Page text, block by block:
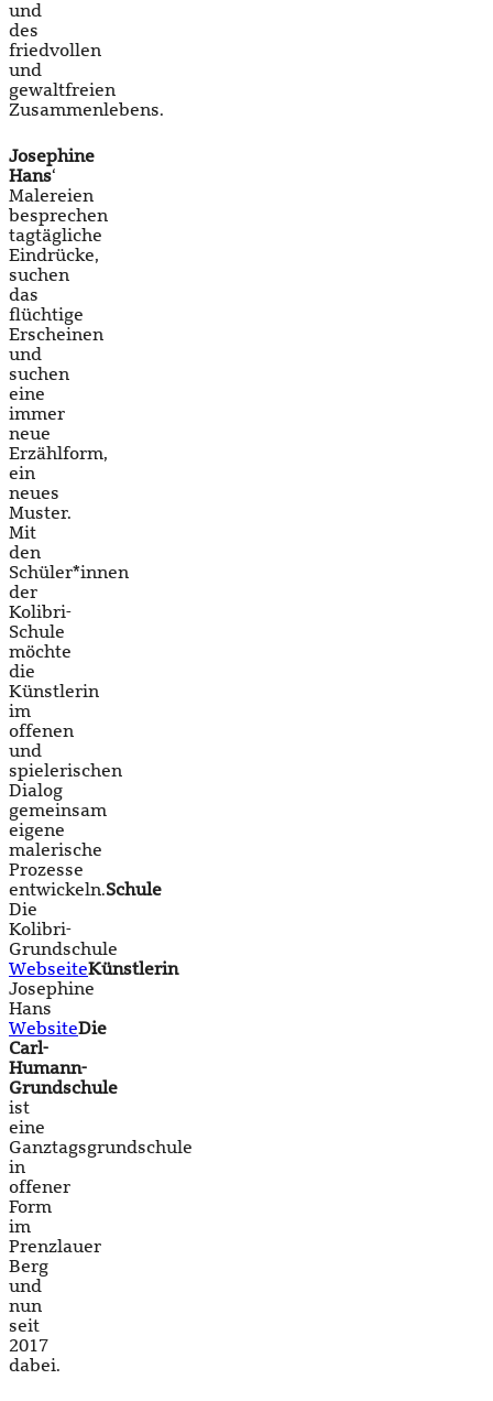
und
des
friedvollen
und
gewaltfreien
Zusammenlebens.
Josephine
Hans‘
Malereien
besprechen
tagtägliche
Eindrücke,
suchen
das
flüchtige
Erscheinen
und
suchen
eine
immer
neue
Erzählform,
ein
neues
Muster.
Mit
den
Schüler*innen
der
Kolibri-
Schule
möchte
die
Künstlerin
im
offenen
und
spielerischen
Dialog
gemeinsam
eigene
malerische
Prozesse
entwickeln.Schule
Die
Kolibri-
Grundschule
WebseiteKünstlerin
Josephine
Hans
WebsiteDie
Carl-
Humann-
Grundschule
ist
eine
Ganztagsgrundschule
in
offener
Form
im
Prenzlauer
Berg
und
nun
seit
2017
dabei.